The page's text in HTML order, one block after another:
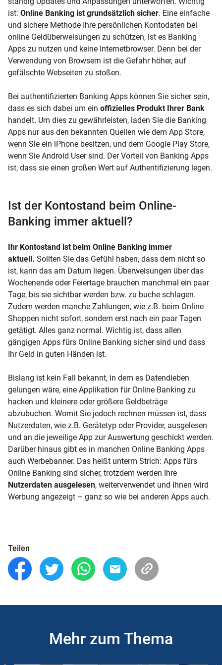
ist: Online Banking ist grundsätzlich sicher. Eine einfache
und sichere Methode Ihre persönlichen Kontodaten bei
online Geldüberweisungen zu schützen, ist es Banking
Apps zu nutzen und keine Internetbrowser. Denn bei der
Verwendung von Browsern ist die Gefahr höher, auf
gefälschte Webseiten zu stoßen.
Bei authentifizierten Banking Apps können Sie sicher sein,
dass es sich dabei um ein offizielles Produkt Ihrer Bank
handelt. Um dies zu gewährleisten, laden Sie die Banking
Apps nur aus den bekannten Quellen wie dem App Store,
wenn Sie ein iPhone besitzen, und dem Google Play Store,
wenn Sie Android User sind. Der Vorteil von Banking Apps
ist, dass sie einen großen Wert auf Authentifizierung legen.
Ist der Kontostand beim Online-
Banking immer aktuell?
Ihr Kontostand ist beim Online Banking immer
aktuell. Sollten Sie das Gefühl haben, dass dem nicht so
ist, kann das am Datum liegen. Überweisungen über das
Wochenende oder Feiertage brauchen manchmal ein paar
Tage, bis sie sichtbar werden bzw. zu buche schlagen.
Zudem werden manche Zahlungen, wie z.B. beim Online
Shoppen nicht sofort, sondern erst nach ein paar Tagen
getätigt. Alles ganz normal. Wichtig ist, dass allen
gängigen Apps fürs Online Banking sicher sind und dass
Ihr Geld in guten Händen ist.
Bislang ist kein Fall bekannt, in dem es Datendieben
gelungen wäre, eine Applikation für Online Banking zu
hacken und kleinere oder größere Geldbeträge
abzubuchen. Womit Sie jedoch rechnen müssen ist, dass
Nutzerdaten, wie z.B. Gerätetyp oder Provider, ausgelesen
und an die jeweilige App zur Auswertung geschickt werden.
Darüber hinaus gibt es in manchen Online Banking Apps
auch Werbebanner. Das heißt unterm Strich: Apps fürs
Online Banking sind sicher, trotzdem werden Ihre
Nutzerdaten ausgelesen, weiterverwendet und Ihnen wird
Werbung angezeigt – ganz so wie bei anderen Apps auch.
Teilen
Mehr zum Thema